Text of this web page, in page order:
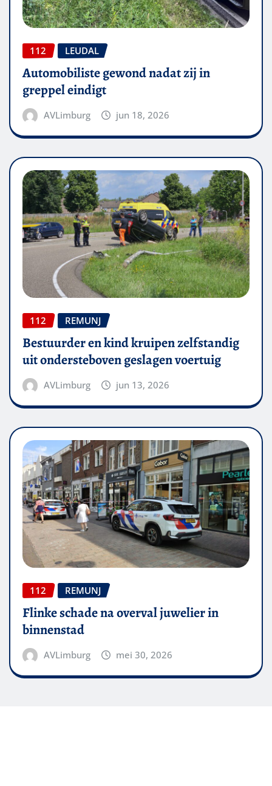
112 LEUDAL
Automobiliste gewond nadat zij in
greppel eindigt
AVLimburg jun 18, 2026
112 REMUNJ
Bestuurder en kind kruipen zelfstandig
uit ondersteboven geslagen voertuig
AVLimburg jun 13, 2026
112 REMUNJ
Flinke schade na overval juwelier in
binnenstad
AVLimburg mei 30, 2026